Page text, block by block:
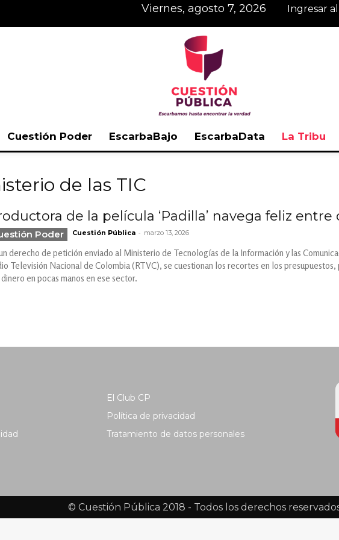
viernes, agosto 7, 2026 Ingresar
Cuestión Poder EscarbaBajo EscarbaData La Tribu
de las TIC
de la película ‘Padilla’ navega feliz
Poder Cuestión Pública - marzo 13, 2026
derecho de petición enviado al Ministerio de Tecnologías de la Información y las
Televisión Nacional de Colombia (RTVC), se cuestionan los recortes en los
en pocas manos en ese sector.
El Club CP
Política de privacidad
Tratamiento de datos personales
© Cuestión Pública 2018 - Todos los derechos